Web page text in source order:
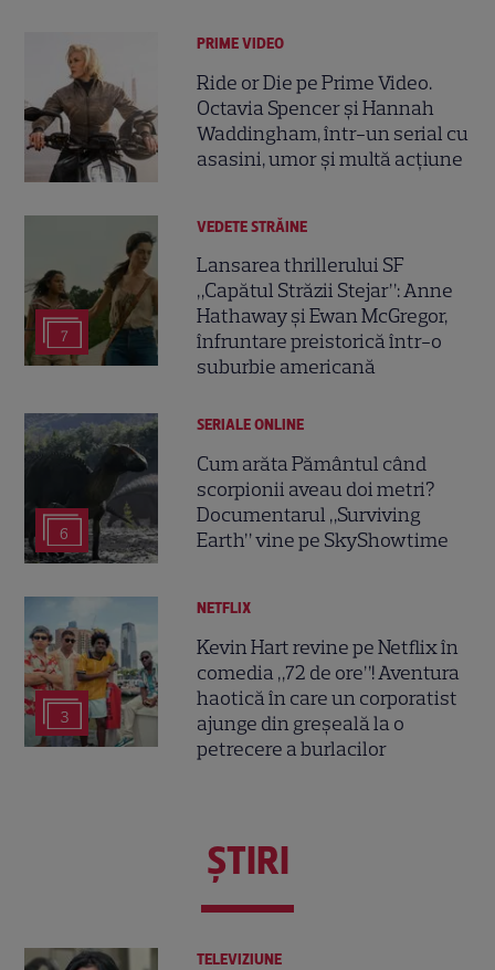
PRIME VIDEO
Ride or Die pe Prime Video.
Octavia Spencer și Hannah
Waddingham, într-un serial cu
asasini, umor și multă acțiune
7
VEDETE STRĂINE
Lansarea thrillerului SF
„Capătul Străzii Stejar”: Anne
Hathaway și Ewan McGregor,
înfruntare preistorică într-o
suburbie americană
6
SERIALE ONLINE
Cum arăta Pământul când
scorpionii aveau doi metri?
Documentarul „Surviving
Earth” vine pe SkyShowtime
3
NETFLIX
Kevin Hart revine pe Netflix în
comedia „72 de ore”! Aventura
haotică în care un corporatist
ajunge din greșeală la o
petrecere a burlacilor
ŞTIRI
TELEVIZIUNE